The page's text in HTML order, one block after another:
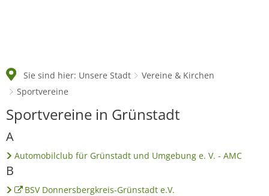
Sie sind hier: Unsere Stadt
Vereine & Kirchen
Sportvereine
Sportvereine
Sportvereine in Grünstadt
A
Automobilclub für Grünstadt und Umgebung e. V. - AMC
B
BSV Donnersbergkreis-Grünstadt e.V.